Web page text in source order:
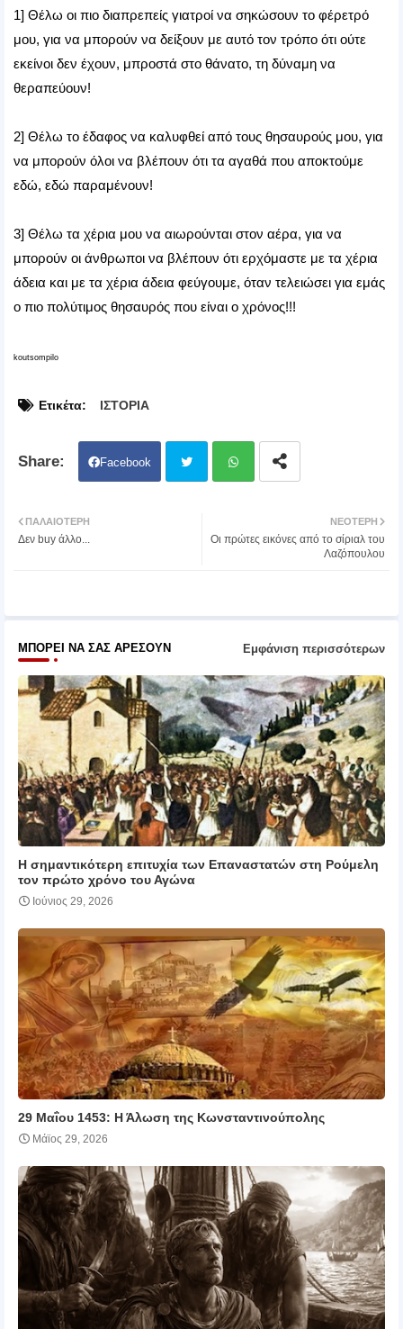
1] Θέλω οι πιο διαπρεπείς γιατροί να σηκώσουν το φέρετρό
μου, για να μπορούν να δείξουν με αυτό τον τρόπο ότι ούτε
εκείνοι δεν έχουν, μπροστά στο θάνατο, τη δύναμη να
θεραπεύουν!
2] Θέλω το έδαφος να καλυφθεί από τους θησαυρούς μου, για
να μπορούν όλοι να βλέπουν ότι τα αγαθά που αποκτούμε
εδώ, εδώ παραμένουν!
3] Θέλω τα χέρια μου να αιωρούνται στον αέρα, για να
μπορούν οι άνθρωποι να βλέπουν ότι ερχόμαστε με τα χέρια
άδεια και με τα χέρια άδεια φεύγουμε, όταν τελειώσει για εμάς
ο πιο πολύτιμος θησαυρός που είναι ο χρόνος!!!
koutsompilo
Ετικέτα: ΙΣΤΟΡΙΑ
Facebook
atsa
ΝΕΌΤΕΡΗ
Οι πρώτες εικόνες από το σίριαλ του
Λαζόπουλου
ΠΑΛΑΙΌΤΕΡΗ
Δεν buy άλλο...
ΜΠΟΡΕΊ ΝΑ ΣΑΣ ΑΡΈΣΟΥΝ Εμφάνιση περισσότερων
Η σημαντικότερη επιτυχία των Επαναστατών στη Ρούμελη
τον πρώτο χρόνο του Αγώνα
Ιούνιος 29, 2026
29 Μαΐου 1453: Η Άλωση της Κωνσταντινούπολης
Μάϊος 29, 2026